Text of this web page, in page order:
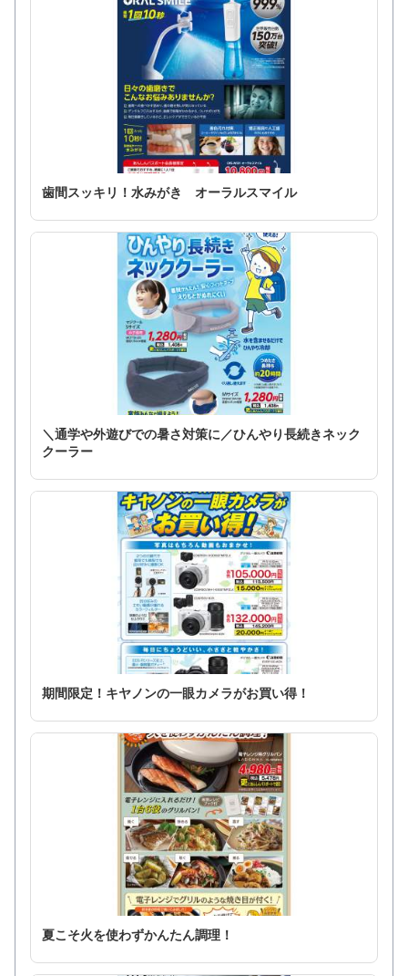
歯間スッキリ！水みがき オーラルスマイル
＼通学や外遊びでの暑さ対策に／ひんやり長続きネック
クーラー
期間限定！キヤノンの一眼カメラがお買い得！
夏こそ火を使わずかんたん調理！